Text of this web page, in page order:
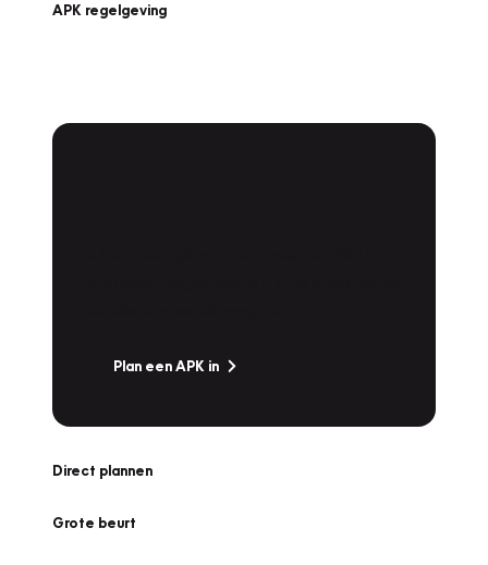
APK regelgeving
Plan een APK in
Direct plannen
Grote beurt